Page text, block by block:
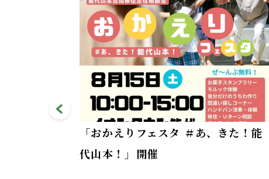
「おかえりフェスタ ＃あ、きた！能
代山本！」開催